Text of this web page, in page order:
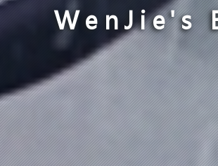
WenJie's